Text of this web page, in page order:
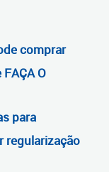
comprar
O
para
regularização